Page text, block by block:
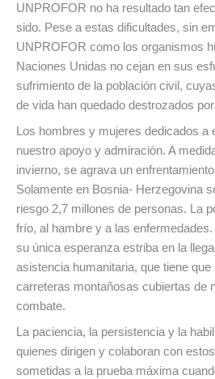
UNPROFOR no ha resultado tan
sido. Pese a estas dificultades, sin
UNPROFOR como los organismos
Naciones Unidas no cejan en sus
sufrimiento de la población civil,
de vida han quedado destrozados
Los hombres y mujeres dedicados a
nuestro apoyo y admiración. A
invierno, se agrava un
Solamente en Bosnia- Herzegovina
riesgo 2,7 millones de personas. La
frío, al hambre y a las
su única esperanza estriba en la
asistencia humanitaria, que tiene
carreteras montañosas cubiertas de
combate.
La paciencia, la persistencia y la
quienes dirigen y colaboran con
sometidas a la prueba máxima